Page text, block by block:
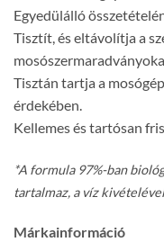
Egyedülálló
Tisztít, és eltávolítja a
Tisztán tartja a
érdekében.
Kellemes és tartósan
*A formula 97%-ban
tartalmaz, a víz
Márkainformáció